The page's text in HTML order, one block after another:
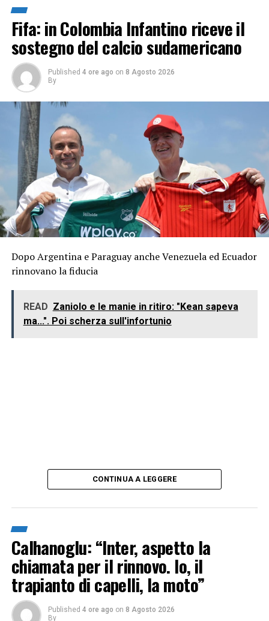
Fifa: in Colombia Infantino riceve il
sostegno del calcio sudamericano
Published 4 ore ago on 8 Agosto 2026
By
Dopo Argentina e Paraguay anche Venezuela ed Ecuador
rinnovano la fiducia
READ Zaniolo e le manie in ritiro: "Kean sapeva
ma...". Poi scherza sull'infortunio
CONTINUA A LEGGERE
Calhanoglu: “Inter, aspetto la
chiamata per il rinnovo. Io, il
trapianto di capelli, la moto”
Published 4 ore ago on 8 Agosto 2026
By